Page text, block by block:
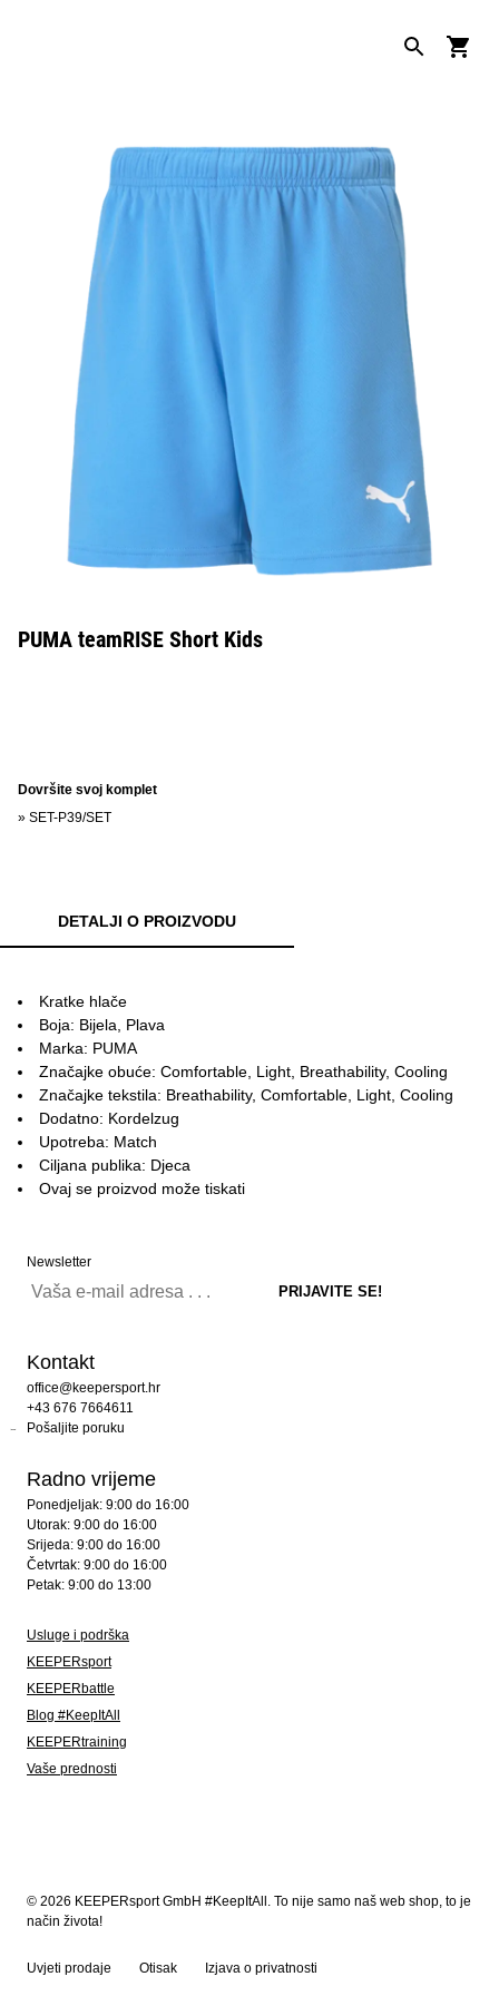
PUMA teamRISE Short Kids
Dovršite svoj komplet
» SET-P39/SET
DETALJI O PROIZVODU
Kratke hlače
Boja: Bijela, Plava
Marka: PUMA
Značajke obuće: Comfortable, Light, Breathability, Cooling
Značajke tekstila: Breathability, Comfortable, Light, Cooling
Dodatno: Kordelzug
Upotreba: Match
Ciljana publika: Djeca
Ovaj se proizvod može tiskati
Newsletter
Kontakt
office@keepersport.hr
+43 676 7664611
Pošaljite poruku
Radno vrijeme
Ponedjeljak: 9:00 do 16:00
Utorak: 9:00 do 16:00
Srijeda: 9:00 do 16:00
Četvrtak: 9:00 do 16:00
Petak: 9:00 do 13:00
Usluge i podrška
KEEPERsport
KEEPERbattle
Blog #KeepItAll
KEEPERtraining
Vaše prednosti
© 2026 KEEPERsport GmbH #KeepItAll. To nije samo naš web shop, to je
način života!
Uvjeti prodaje Otisak Izjava o privatnosti